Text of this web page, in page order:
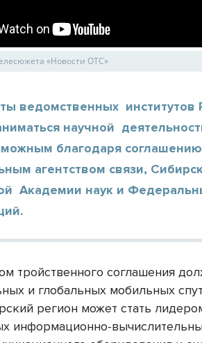
«Новости ОТС»
ведомственных институтов
научной
благодаря
агентством связи,
Академии наук и
тройственного соглашения
и глобальных мобильных
регион может стать
информационно-